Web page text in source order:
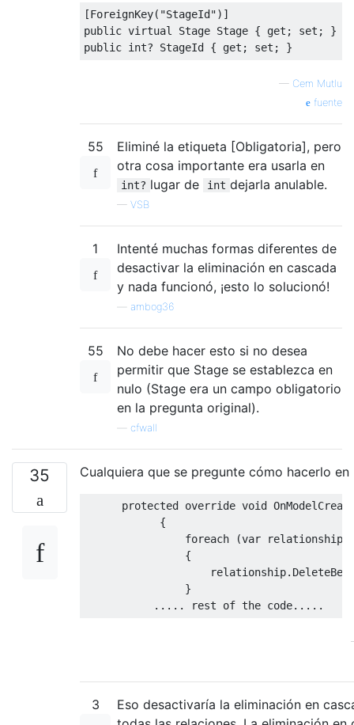
[ForeignKey( "StageId")]
public virtual Stage Stage { get ; set ;
}
public int? StageId { get ; set ; }
— Cem Mutlu
fuente
55
Eliminé la etiqueta [Obligatoria], pero
otra cosa importante era usarla en
int? lugar de int dejarla anulable.
— VSB
1
Intenté muchas formas diferentes de
desactivar la eliminación en cascada
y nada funcionó, ¡esto lo solucionó!
ambog36
55
No debe hacer esto si no desea
permitir que Stage se establezca en
nulo (Stage era un campo obligatorio
en la pregunta original).
cfwall
35 Cualquiera que se pregunte cómo hacerlo en
protected override void
{
foreach
(var relationship
{
                    relationship
.
}
.....
rest of the code.....
3
Eso desactivaría la eliminación en